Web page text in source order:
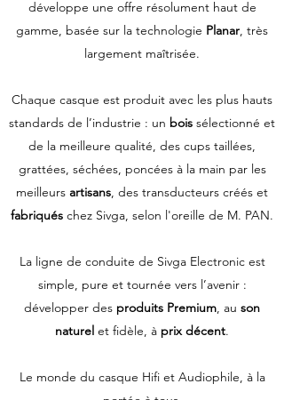
développe une offre résolument haut de
gamme, basée sur la technologie Planar, très
largement maîtrisée.
Chaque casque est produit avec les plus hauts
standards de l’industrie : un bois sélectionné et
de la meilleure qualité, des cups taillées,
grattées, séchées, poncées à la main par les
meilleurs artisans, des transducteurs créés et
fabriqués chez Sivga, selon l'oreille de M. PAN.
La ligne de conduite de Sivga Electronic est
simple, pure et tournée vers l’avenir :
développer des produits Premium, au son
naturel et fidèle, à prix décent.
Le monde du casque Hifi et Audiophile, à la